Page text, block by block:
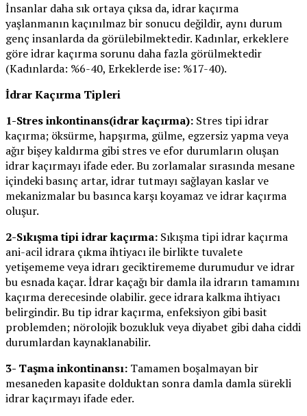
İnsanlar daha sık ortaya çıksa da, idrar kaçırma
yaşlanmanın kaçınılmaz bir sonucu değildir, aynı durum
genç insanlarda da görülebilmektedir. Kadınlar, erkeklere
göre idrar kaçırma sorunu daha fazla görülmektedir
(Kadınlarda: %6-40, Erkeklerde ise: %17-40).
İdrar Kaçırma Tipleri
1-Stres inkontinans(idrar kaçırma): Stres tipi idrar
kaçırma; öksürme, hapşırma, gülme, egzersiz yapma veya
ağır bişey kaldırma gibi stres ve efor durumların oluşan
idrar kaçırmayı ifade eder. Bu zorlamalar sırasında mesane
içindeki basınç artar, idrar tutmayı sağlayan kaslar ve
mekanizmalar bu basınca karşı koyamaz ve idrar kaçırma
oluşur.
2-Sıkışma tipi idrar kaçırma: Sıkışma tipi idrar kaçırma
ani-acil idrara çıkma ihtiyacı ile birlikte tuvalete
yetişememe veya idrarı geciktirememe durumudur ve idrar
bu esnada kaçar. İdrar kaçağı bir damla ila idrarın tamamını
kaçırma derecesinde olabilir. gece idrara kalkma ihtiyacı
belirgindir. Bu tip idrar kaçırma, enfeksiyon gibi basit
problemden; nörolojik bozukluk veya diyabet gibi daha ciddi
durumlardan kaynaklanabilir.
3- Taşma inkontinansı: Tamamen boşalmayan bir
mesaneden kapasite dolduktan sonra damla damla sürekli
idrar kaçırmayı ifade eder.